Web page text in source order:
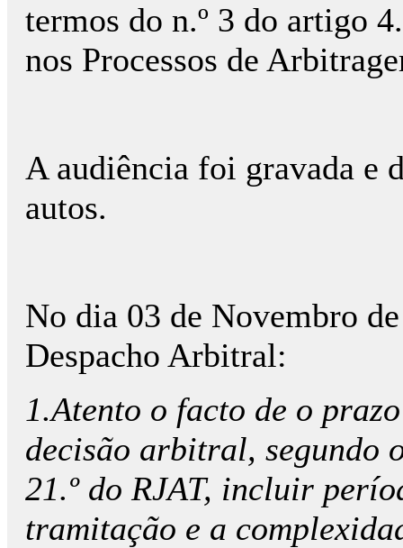
termos do n.º 3 do artigo
nos Processos de
A audiência foi gravada e
autos.
No dia 03 de Novembro
Despacho Arbitral:
1.Atento o facto de o
decisão arbitral, segundo
21.º do RJAT, incluir
tramitação e a